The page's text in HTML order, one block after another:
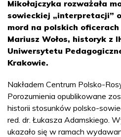
Mikołajczyka rozważała
sowieckiej „interpretacji”
mord na polskich oficerach
Mariusz Wołos, historyk z
Uniwersytetu
Krakowie.
Nakładem Centrum Polsko-
Porozumienia opublikowane
historii stosunków polsko-
red. dr. Łukasza Adamskiego.
ukazało się w ramach